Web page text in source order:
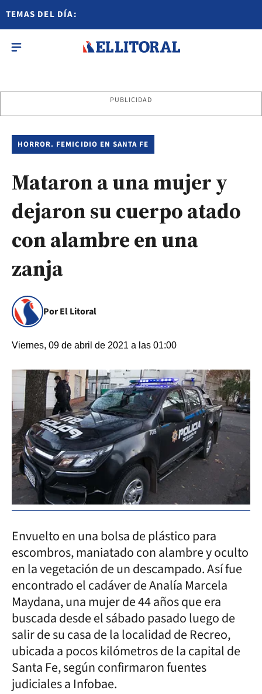
TEMAS DEL DÍA:
PUBLICIDAD
HORROR. FEMICIDIO EN SANTA FE
Mataron a una mujer y
dejaron su cuerpo atado
con alambre en una
zanja
Por El Litoral
Viernes, 09 de abril de 2021 a las 01:00
Envuelto en una bolsa de plástico para
escombros, maniatado con alambre y oculto
en la vegetación de un descampado. Así fue
encontrado el cadáver de Analía Marcela
Maydana, una mujer de 44 años que era
buscada desde el sábado pasado luego de
salir de su casa de la localidad de Recreo,
ubicada a pocos kilómetros de la capital de
Santa Fe, según confirmaron fuentes
judiciales a Infobae.